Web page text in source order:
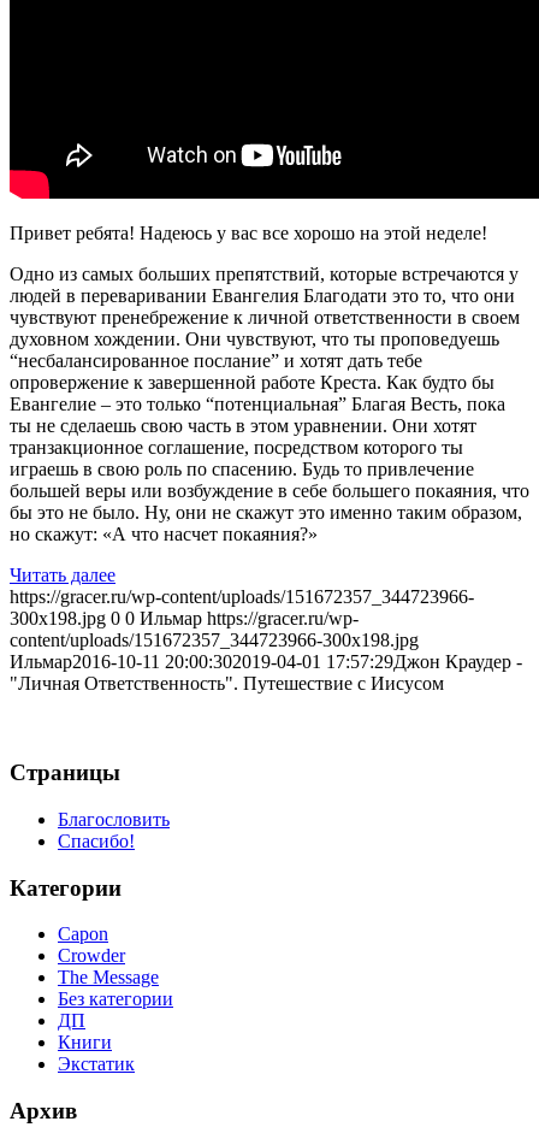
Привет ребята! Надеюсь у вас все хорошо на этой неделе!
Одно из самых больших препятствий, которые встречаются у
людей в переваривании Евангелия Благодати это то, что они
чувствуют пренебрежение к личной ответственности в своем
духовном хождении. Они чувствуют, что ты проповедуешь
“несбалансированное послание” и хотят дать тебе
опровержение к завершенной работе Креста. Как будто бы
Евангелие – это только “потенциальная” Благая Весть, пока
ты не сделаешь свою часть в этом уравнении. Они хотят
транзакционное соглашение, посредством которого ты
играешь в свою роль по спасению. Будь то привлечение
большей веры или возбуждение в себе большего покаяния, что
бы это не было. Ну, они не скажут это именно таким образом,
но скажут: «А что насчет покаяния?»
Читать далее
https://gracer.ru/wp-content/uploads/151672357_344723966-
300x198.jpg 0 0 Ильмар https://gracer.ru/wp-
content/uploads/151672357_344723966-300x198.jpg
Ильмар2016-10-11 20:00:302019-04-01 17:57:29Джон Краудер -
"Личная Ответственность". Путешествие с Иисусом
Страницы
Благословить
Спасибо!
Категории
Capon
Crowder
The Message
Без категории
ДП
Книги
Экстатик
Архив